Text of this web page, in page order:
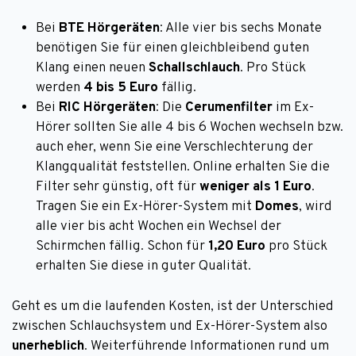
Bei BTE Hörgeräten: Alle vier bis sechs Monate
benötigen Sie für einen gleichbleibend guten
Klang einen neuen Schallschlauch. Pro Stück
werden 4 bis 5 Euro fällig.
Bei RIC Hörgeräten: Die Cerumenfilter im Ex-
Hörer sollten Sie alle 4 bis 6 Wochen wechseln bzw.
auch eher, wenn Sie eine Verschlechterung der
Klangqualität feststellen. Online erhalten Sie die
Filter sehr günstig, oft fürweniger als 1 Euro.
Tragen Sie ein Ex-Hörer-System mit Domes, wird
alle vier bis acht Wochen ein Wechsel der
Schirmchen fällig. Schon für 1,20 Euro pro Stück
erhalten Sie diese in guter Qualität.
Geht es um die laufenden Kosten, ist der Unterschied
zwischen Schlauchsystem und Ex-Hörer-System also
unerheblich. Weiterführende Informationen rund um